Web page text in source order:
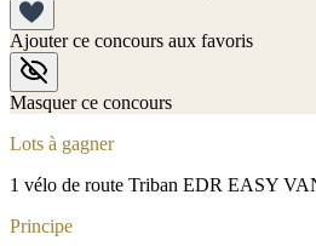
Ajouter ce concours aux favoris
Masquer ce concours
Lots à gagner
1 vélo de route Triban EDR EASY
Principe